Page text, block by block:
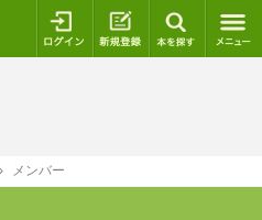
ログイン 新規登録
メンバー